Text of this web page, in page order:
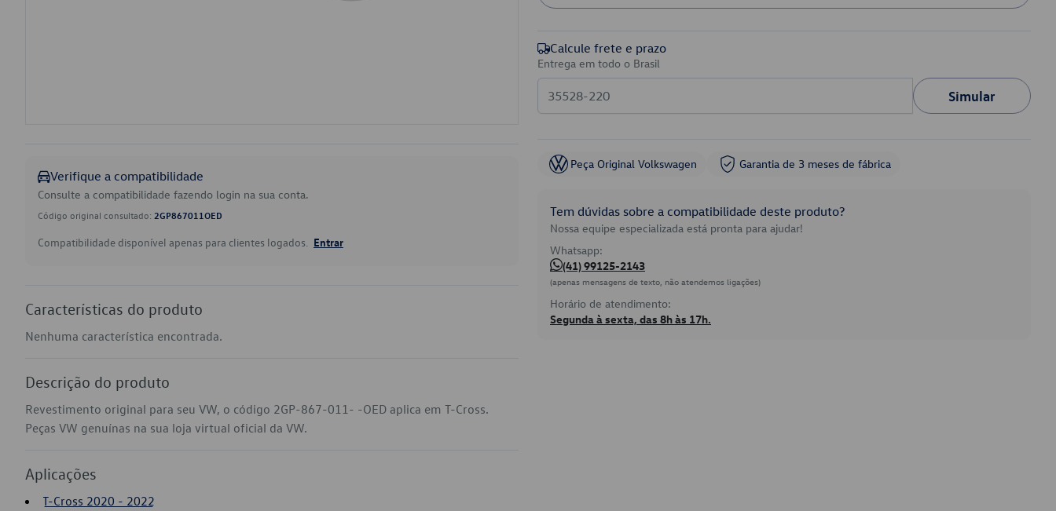
Verifique a compatibilidade
Consulte a compatibilidade fazendo login na sua conta.
Código original consultado: 2GP867011OED
Compatibilidade disponível apenas para clientes logados. Entrar
Características do produto
Nenhuma característica encontrada.
Descrição do produto
Revestimento original para seu VW, o código 2GP-867-011- -OED aplica em T-Cross.
Peças VW genuínas na sua loja virtual oficial da VW.
Aplicações
T-Cross 2020 - 2022
Calcule frete e prazo
Entrega em todo o Brasil
Simular
Peça Original Volkswagen Garantia de 3 meses de fábrica
Tem dúvidas sobre a compatibilidade deste produto?
Nossa equipe especializada está pronta para ajudar!
Whatsapp:
(41) 99125-2143
(apenas mensagens de texto, não atendemos ligações)
Horário de atendimento:
Segunda à sexta, das 8h às 17h.